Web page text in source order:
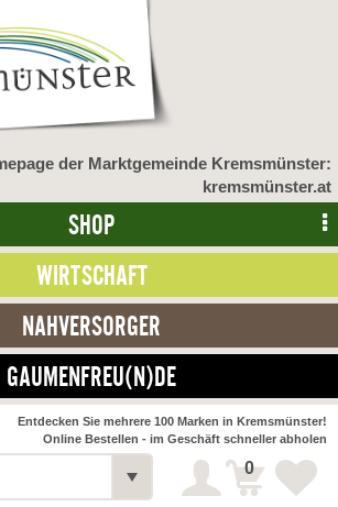
der Marktgemeinde Kremsmünster:
kremsmünster.at
SHOP
WIRTSCHAFT
NAHVERSORGER
GAUMENFREU(N)DE
Shop
Entdecken Sie mehrere 100 Marken in Kremsmünster!
Online Bestellen - im Geschäft schneller abholen
0